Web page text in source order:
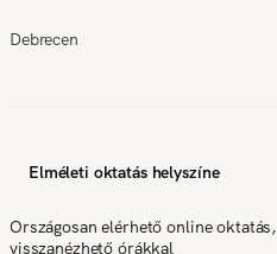
Debrecen
Elméleti oktatás helyszíne
Országosan elérhető online oktatás,
visszanézhető órákkal